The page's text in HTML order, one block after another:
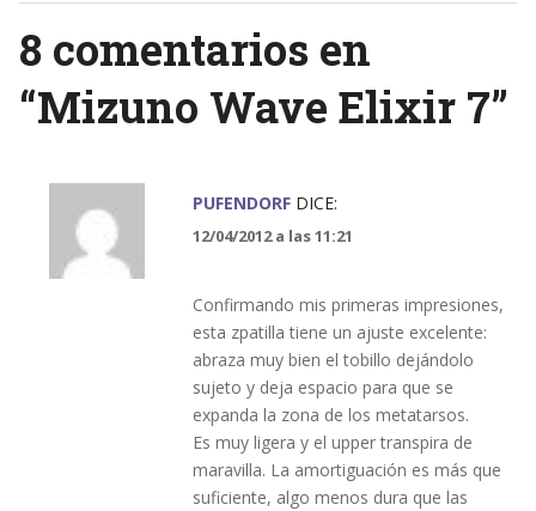
8 comentarios en
“Mizuno Wave Elixir 7”
PUFENDORF DICE:
12/04/2012 a las 11:21
Confirmando mis primeras impresiones,
esta zpatilla tiene un ajuste excelente:
abraza muy bien el tobillo dejándolo
sujeto y deja espacio para que se
expanda la zona de los metatarsos.
Es muy ligera y el upper transpira de
maravilla. La amortiguación es más que
suficiente, algo menos dura que las